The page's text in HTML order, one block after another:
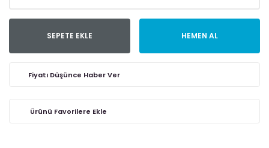
SEPETE EKLE HEMEN AL
Fiyatı Düşünce Haber Ver